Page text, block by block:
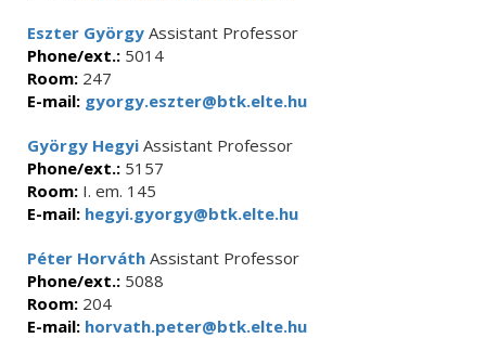
Eszter György Assistant Professor
Phone/ext.: 5014
Room: 247
E-mail: gyorgy.eszter@btk.elte.hu
György Hegyi Assistant Professor
Phone/ext.: 5157
Room: I. em. 145
E-mail: hegyi.gyorgy@btk.elte.hu
Péter Horváth Assistant Professor
Phone/ext.: 5088
Room: 204
E-mail: horvath.peter@btk.elte.hu